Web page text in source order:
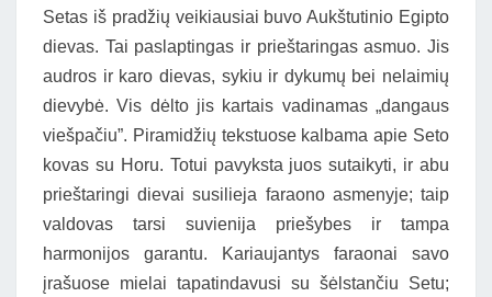
Setas iš pradžių veikiausiai buvo Aukštutinio Egipto
dievas. Tai paslaptingas ir prieštaringas asmuo. Jis
audros ir karo dievas, sykiu ir dykumų bei nelaimių
dievybė. Vis dėlto jis kartais vadinamas „dangaus
viešpačiu”. Piramidžių tekstuose kalbama apie Seto
kovas su Horu. Totui pavyksta juos sutaikyti, ir abu
prieštaringi dievai susilieja faraono asmenyje; taip
valdovas tarsi suvienija priešybes ir tampa
harmonijos garantu. Kariaujantys faraonai savo
įrašuose mielai tapatindavusi su šėlstančiu Setu;